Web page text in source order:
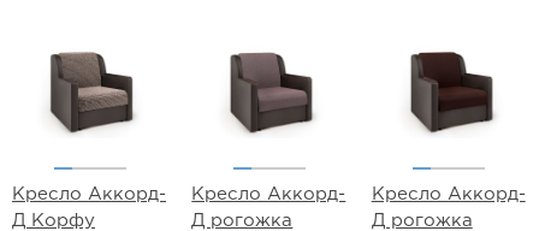
Кресло Аккорд-
Д Корфу
Кресло Аккорд-
Д рогожка
Кресло Аккорд-
Д рогожка